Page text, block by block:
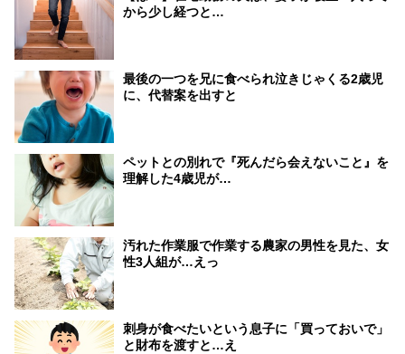
から少し経つと…
最後の一つを兄に食べられ泣きじゃくる2歳児
に、代替案を出すと
ペットとの別れで『死んだら会えないこと』を
理解した4歳児が…
汚れた作業服で作業する農家の男性を見た、女
性3人組が…えっ
刺身が食べたいという息子に「買っておいで」
と財布を渡すと…え